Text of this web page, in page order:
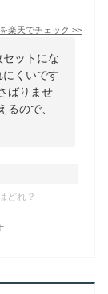
楽天でチェック >>
ットにな
くいです
ばりませ
るので、
どれ？